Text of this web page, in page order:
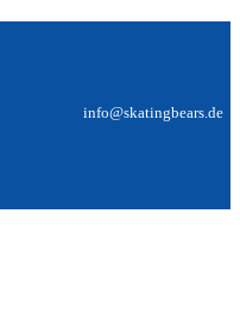
info@skatingbears.de